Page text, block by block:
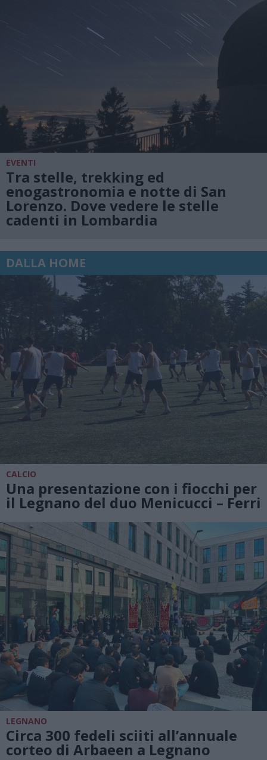
EVENTI
Tra stelle, trekking ed
enogastronomia e notte di San
Lorenzo. Dove vedere le stelle
cadenti in Lombardia
DALLA HOME
CALCIO
Una presentazione con i fiocchi per
il Legnano del duo Menicucci – Ferri
LEGNANO
Circa 300 fedeli sciiti all’annuale
corteo di Arbaeen a Legnano